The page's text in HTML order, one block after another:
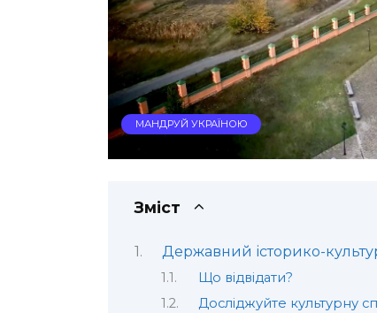
МАНДРУЙ УКРАЇНОЮ
Зміст
Державний історико-
Що відвідати?
Досліджуйте культурну